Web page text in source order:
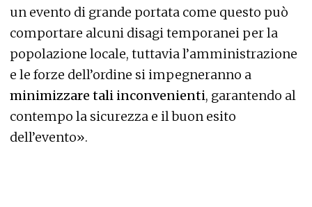
un evento di grande portata come questo può
comportare alcuni disagi temporanei per la
popolazione locale, tuttavia l’amministrazione
e le forze dell’ordine si impegneranno a
minimizzare tali inconvenienti, garantendo al
contempo la sicurezza e il buon esito
dell’evento».